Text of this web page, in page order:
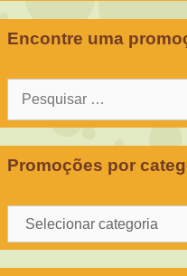
Encontre uma
Pesquisar
Promoções por
Promoções
por